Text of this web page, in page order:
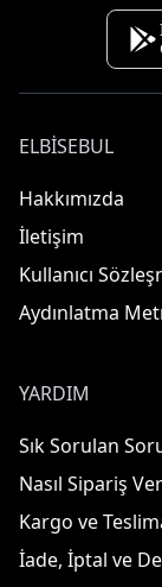
ELBISEBUL
Hakkımızda
İletişim
Kullanıcı
Aydınlatma
YARDIM
Sık Sorulan
Nasıl Sipariş
Kargo ve
İade, İptal ve